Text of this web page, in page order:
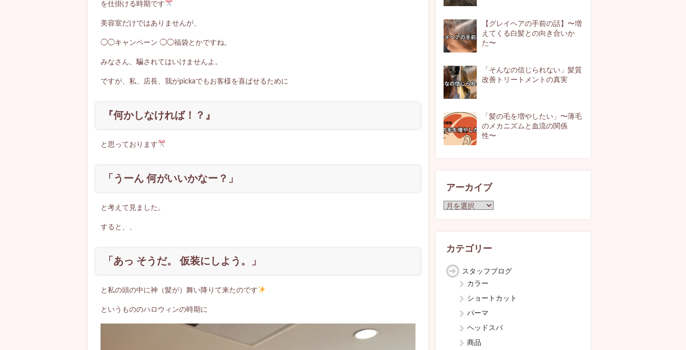
を仕掛ける時期です
美容室だけではありませんが、
◯◯キャンペーン ◯◯福袋とかですね。
みなさん、騙されてはいけませんよ。
ですが、私、店長、我がpickaでもお客様を喜ばせるために
『何かしなければ！？』
と思っております
「うーん 何がいいかなー？」
と考えて見ました。
すると、、
「あっ そうだ。 仮装にしよう。」
と私の頭の中に神（髪が）舞い降りて来たのです
というもののハロウィンの時期に
【グレイヘアの手前の話】〜増
えてくる白髪との向き合いか
た〜
「そんなの信じられない」髪質
改善トリートメントの真実
「髪の毛を増やしたい」〜薄毛
のメカニズムと血流の関係
性〜
アーカイブ
ア
ブ
カテゴリー
スタッフブログ
カラー
ショートカット
パーマ
ヘッドスパ
商品